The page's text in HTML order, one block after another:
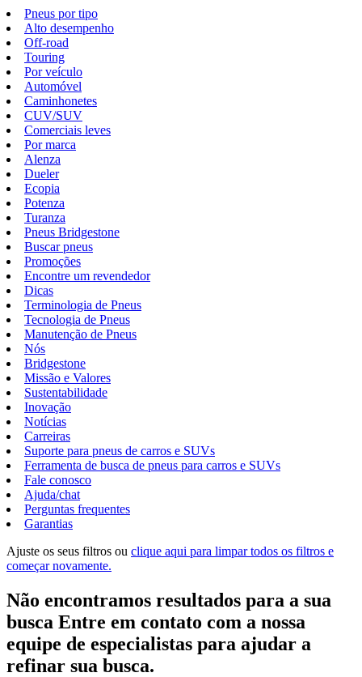
Pneus por tipo
Alto desempenho
Off-road
Touring
Por veículo
Automóvel
Caminhonetes
CUV/SUV
Comerciais leves
Por marca
Alenza
Dueler
Ecopia
Potenza
Turanza
Pneus Bridgestone
Buscar pneus
Promoções
Encontre um revendedor
Dicas
Terminologia de Pneus
Tecnologia de Pneus
Manutenção de Pneus
Nós
Bridgestone
Missão e Valores
Sustentabilidade
Inovação
Notícias
Carreiras
Suporte para pneus de carros e SUVs
Ferramenta de busca de pneus para carros e SUVs
Fale conosco
Ajuda/chat
Perguntas frequentes
Garantias
Ajuste os seus filtros ou clique aqui para limpar todos os filtros e
começar novamente.
Não encontramos resultados para a sua
busca Entre em contato com a nossa
equipe de especialistas para ajudar a
refinar sua busca.